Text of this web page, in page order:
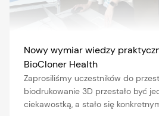
Nowy wymiar wiedzy
BioCloner Health
Zaprosiliśmy uczestników do
biodrukowanie 3D przestało być
ciekawostką, a stało się